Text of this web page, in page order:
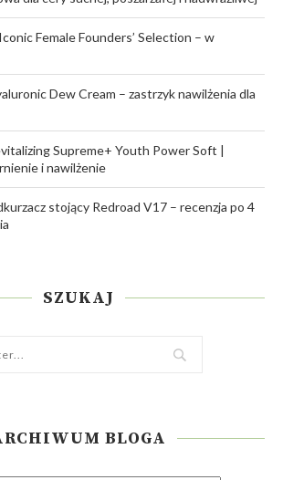
Female Founders’ Selection – w
Dew Cream – zastrzyk nawilżenia dla
Supreme+ Youth Power Soft |
i nawilżenie
stojący Redroad V17 – recenzja po 4
SZUKAJ
BLOGA